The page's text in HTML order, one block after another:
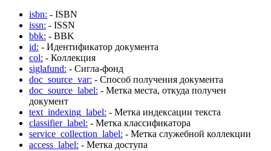
isbn: - ISBN
issn: - ISSN
bbk: - BBK
id: - Идентификатор документа
col: - Коллекция
siglafund: - Сигла-фонд
doc_source_var: - Способ получения документа
doc_source_label: - Метка места, откуда получен
документ
text_indexing_label: - Метка индексации текста
classifier_label: - Метка классификатора
service_collection_label: - Метка служебной коллекции
access_label: - Метка доступа